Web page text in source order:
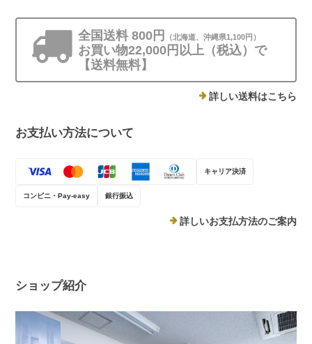
全国送料 800円 （北海道、沖縄県1,100円）
お買い物22,000円以上（税込）で
【送料無料】
詳しい送料はこちら
お支払い方法について
キャリア決済
コンビニ・Pay-easy 銀行振込
詳しいお支払方法のご案内
ショップ紹介